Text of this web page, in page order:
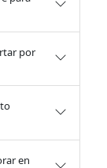
por
en